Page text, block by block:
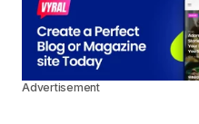
Advertisement